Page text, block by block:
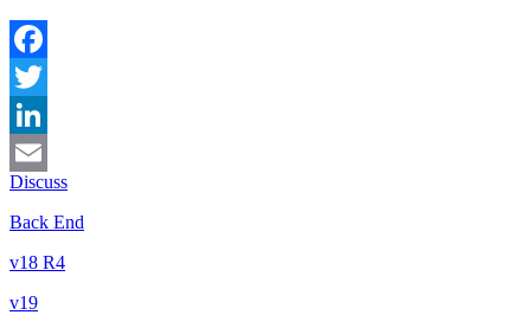
Facebook
Twitter
LinkedIn
Email
Discuss
Back End
v18 R4
v19